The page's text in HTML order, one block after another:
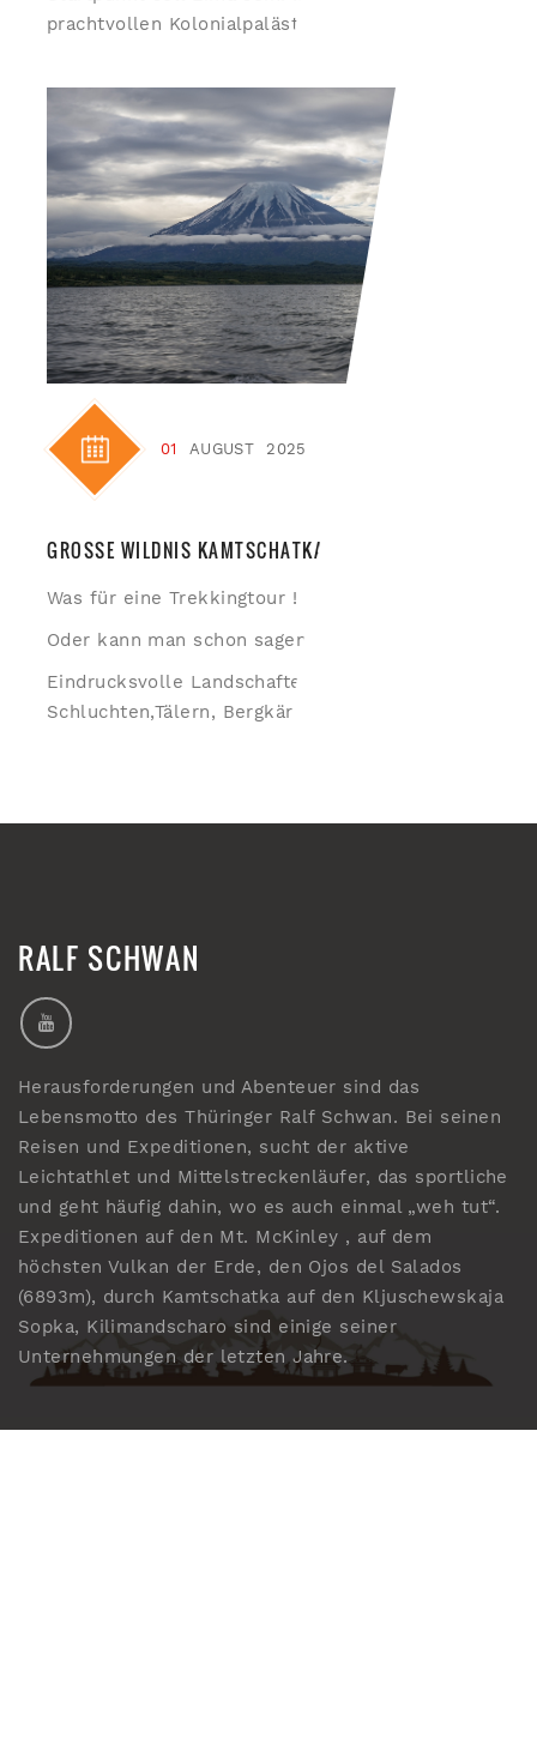
prachtvollen Kolonialpalästen und...
01 AUGUST 2025
GROSSE WILDNIS KAMTSCHATKA
Was für eine Trekkingtour !
Oder kann man schon sagen, eine Expedition !?
Eindrucksvolle Landschaften mit
Schluchten,Tälern, Bergkämmen,...
RALF SCHWAN
Herausforderungen und Abenteuer sind das
Lebensmotto des Thüringer Ralf Schwan. Bei seinen
Reisen und Expeditionen, sucht der aktive
Leichtathlet und Mittelstreckenläufer, das sportliche
und geht häufig dahin, wo es auch einmal „weh tut“.
Expeditionen auf den Mt. McKinley , auf dem
höchsten Vulkan der Erde, den Ojos del Salados
(6893m), durch Kamtschatka auf den Kljuschewskaja
Sopka, Kilimandscharo sind einige seiner
Unternehmungen der letzten Jahre.